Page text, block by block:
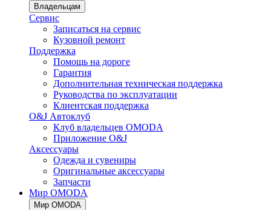
Владельцам
Сервис
Записаться на сервис
Кузовной ремонт
Поддержка
Помощь на дороге
Гарантия
Дополнительная техническая поддержка
Руководства по эксплуатации
Клиентская поддержка
O&J Автоклуб
Клуб владельцев OMODA
Приложение O&J
Аксессуары
Одежда и сувениры
Оригинальные аксессуары
Запчасти
Мир OMODA
Мир OMODA